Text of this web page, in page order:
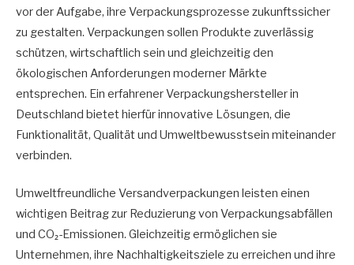
vor der Aufgabe, ihre Verpackungsprozesse zukunftssicher
zu gestalten. Verpackungen sollen Produkte zuverlässig
schützen, wirtschaftlich sein und gleichzeitig den
ökologischen Anforderungen moderner Märkte
entsprechen. Ein erfahrener Verpackungshersteller in
Deutschland bietet hierfür innovative Lösungen, die
Funktionalität, Qualität und Umweltbewusstsein miteinander
verbinden.
Umweltfreundliche Versandverpackungen leisten einen
wichtigen Beitrag zur Reduzierung von Verpackungsabfällen
und CO₂-Emissionen. Gleichzeitig ermöglichen sie
Unternehmen, ihre Nachhaltigkeitsziele zu erreichen und ihre